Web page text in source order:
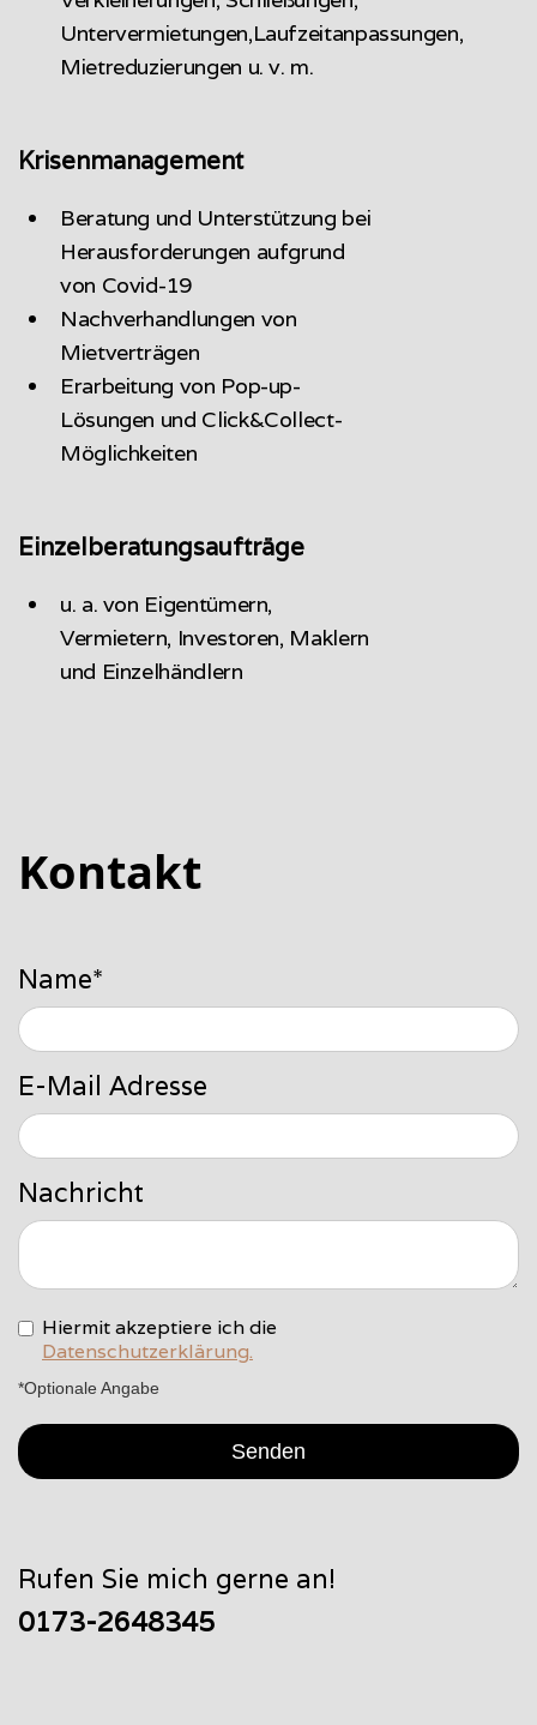
Untervermietungen,Laufzeitanpassungen,
Mietreduzierungen u. v. m.
Krisenmanagement
Beratung und Unterstützung bei
Herausforderungen aufgrund
von Covid-19
Nachverhandlungen von
Mietverträgen
Erarbeitung von Pop-up-
Lösungen und Click&Collect-
Möglichkeiten
Einzelberatungsaufträge
u. a. von Eigentümern,
Vermietern, Investoren, Maklern
und Einzelhändlern
Kontakt
Name*
E-Mail Adresse
Nachricht
Hiermit akzeptiere ich die
Datenschutzerklärung.
*Optionale Angabe
Rufen Sie mich gerne an!
0173-2648345